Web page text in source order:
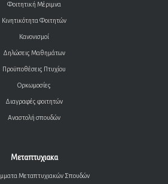
Φοιτητική Μέριμνα
Κινητικότητα Φοιτητών
Κανονισμοί
Δηλώσεις Μαθημάτων
Προϋποθέσεις Πτυχίου
Ορκωμοσίες
Διαγραφές φοιτητών
Αναστολή σπουδών
Μεταπτυχιακα
Μεταπτυχιακών Σπουδών